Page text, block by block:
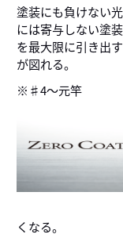
塗装にも負けない
には寄与しない塗
を最大限に引き出
が図れる。
※♯4～元竿
くなる。